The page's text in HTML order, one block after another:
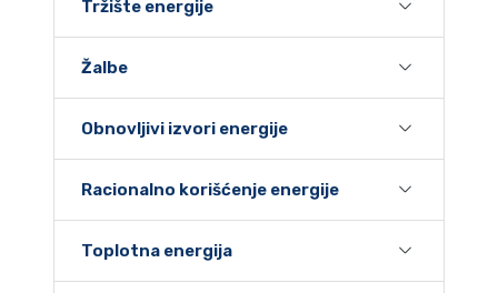
Tržište energije
Žalbe
Obnovljivi izvori energije
Racionalno korišćenje energije
Toplotna energija